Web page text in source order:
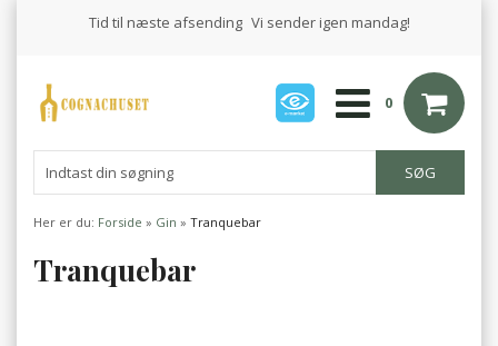
Tid til næste afsending Vi sender igen mandag!
0
Her er du: Forside » Gin » Tranquebar
Tranquebar